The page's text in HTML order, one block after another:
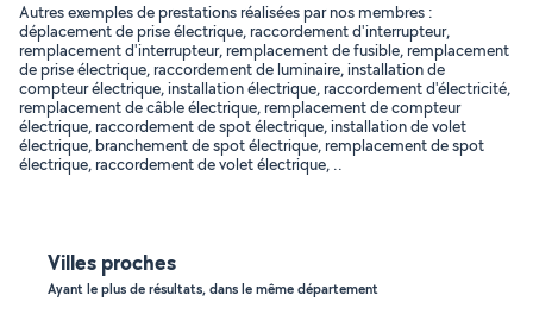
Autres exemples de prestations réalisées par nos membres :
déplacement de prise électrique, raccordement d'interrupteur,
remplacement d'interrupteur, remplacement de fusible, remplacement
de prise électrique, raccordement de luminaire, installation de
compteur électrique, installation électrique, raccordement d'électricité,
remplacement de câble électrique, remplacement de compteur
électrique, raccordement de spot électrique, installation de volet
électrique, branchement de spot électrique, remplacement de spot
électrique, raccordement de volet électrique, ..
Villes proches
Ayant le plus de résultats, dans le même département